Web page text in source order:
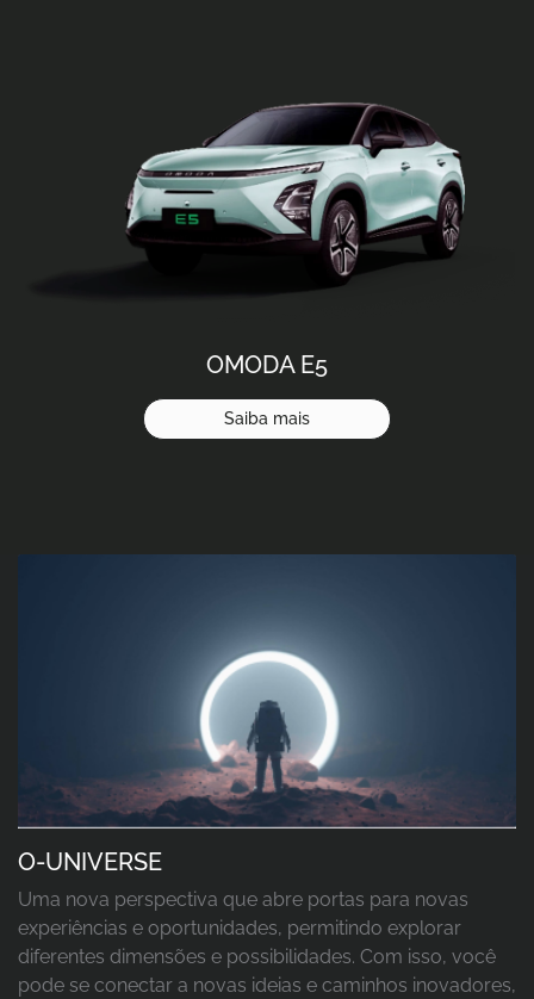
OMODA E5
Saiba mais
O-UNIVERSE
Uma nova perspectiva que abre portas para novas
experiências e oportunidades, permitindo explorar
diferentes dimensões e possibilidades. Com isso, você
pode se conectar a novas ideias e caminhos inovadores,